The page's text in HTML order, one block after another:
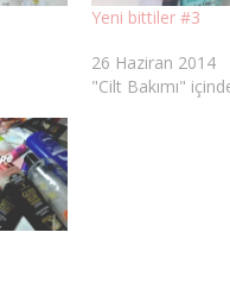
Yeni bittiler #3
26 Haziran 2014
"Cilt Bakımı"